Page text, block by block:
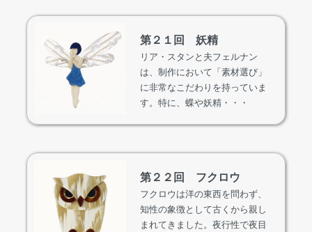
第２１回 妖精
リア・スタンと夫フェルナン
は、制作において「素材選び」
に非常なこだわりを持っていま
す。特に、蝶や妖精・・・
第２２回 フクロウ
フクロウは洋の東西を問わず、
知性の象徴として古くから親し
まれてきました。夜行性で夜目